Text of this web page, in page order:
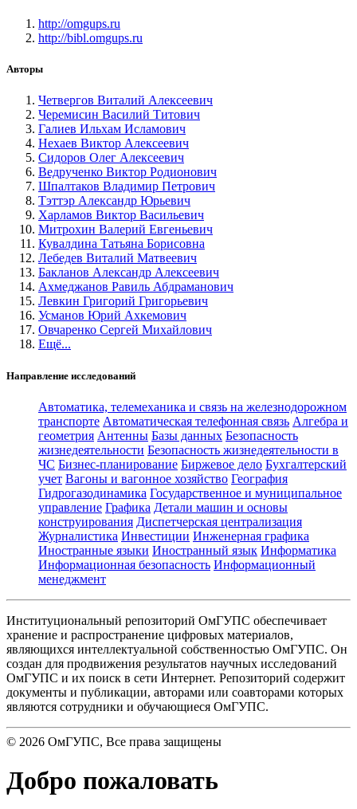
http://omgups.ru
http://bibl.omgups.ru
Авторы
Четвергов Виталий Алексеевич
Черемисин Василий Титович
Галиев Ильхам Исламович
Нехаев Виктор Алексеевич
Сидоров Олег Алексеевич
Ведрученко Виктор Родионович
Шпалтаков Владимир Петрович
Тэттэр Александр Юрьевич
Харламов Виктор Васильевич
Митрохин Валерий Евгеньевич
Кувалдина Татьяна Борисовна
Лебедев Виталий Матвеевич
Бакланов Александр Алексеевич
Ахмеджанов Равиль Абдраманович
Левкин Григорий Григорьевич
Усманов Юрий Ахкемович
Овчаренко Сергей Михайлович
Ещё...
Направление исследований
Автоматика, телемеханика и связь на железнодорожном
транспорте Автоматическая телефонная связь Алгебра и
геометрия Антенны Базы данных Безопасность
жизнедеятельности Безопасность жизнедеятельности в
ЧС Бизнес-планирование Биржевое дело Бухгалтерский
учет Вагоны и вагонное хозяйство География
Гидрогазодинамика Государственное и муниципальное
управление Графика Детали машин и основы
конструирования Диспетчерская централизация
Журналистика Инвестиции Инженерная графика
Иностранные языки Иностранный язык Информатика
Информационная безопасность Информационный
менеджмент
Институциональный репозиторий ОмГУПС обеспечивает
хранение и распространение цифровых материалов,
являющихся интеллектуальной собственностью ОмГУПС. Он
создан для продвижения результатов научных исследований
ОмГУПС и их поиск в сети Интернет. Репозиторий содержит
документы и публикации, авторами или соавторами которых
являются сотрудники и обучающиеся ОмГУПС.
© 2026 ОмГУПС, Все права защищены
Добро пожаловать